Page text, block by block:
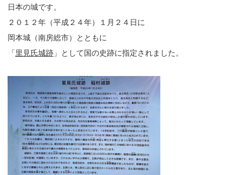
日本の城です。
２０１２年（平成２４年）１月２４日に
岡本城（南房総市）とともに
「里見氏城跡 」として国の史跡に指定されました。